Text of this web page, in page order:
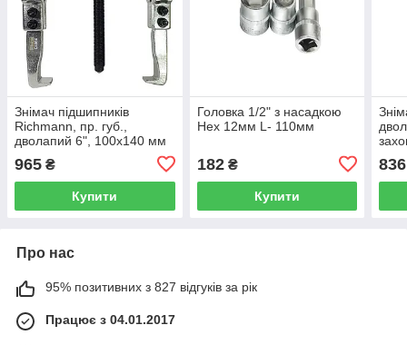
Знімач підшипників
Richmann, пр. губ.,
дволапий 6", 100х140 мм
965 ₴
Купити
Головка 1/2" з насадкою
Hex 12мм L- 110мм
182₴
Купити
836
Про нас
95% позитивних з 827 відгуків за рік
Працює з 04.01.2017